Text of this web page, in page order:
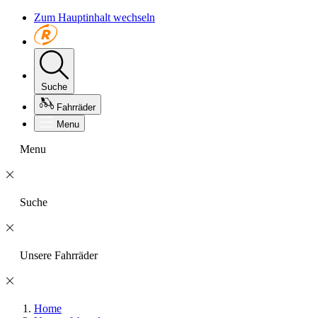
Zum Hauptinhalt wechseln
Suche
Fahrräder
Menu
Menu
Suche
Unsere Fahrräder
Home